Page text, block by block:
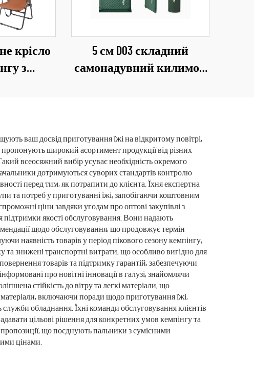
крісло
з
5 см D03 складний
самонадувний килимок
вітальні, парку
ваш досвід приготування їжі на відкритому повітрі,
широкий асортимент продукції від різних
всеосяжний вибір усуває необхідність окремого
дотримуються суворих стандартів контролю
перед тим, як потрапити до клієнта. Їхня експертна
та потреб у приготуванні їжі, запобігаючи коштовним
ціни завдяки угодам про оптові закупівлі з
якості обслуговування. Вони надають
щодо обслуговування, що продовжує термін
наявність товарів у період пікового сезону кемпінгу,
знижені транспортні витрати, що особливо вигідно для
товарів та підтримку гарантій, забезпечуючи
про новітні інновації в галузі, знайомлячи
стійкість до вітру та легкі матеріали, що
включаючи поради щодо приготування їжі,
обладнання. Їхні команди обслуговування клієнтів
цільові рішення для конкретних умов кемпінгу та
що поєднують пальники з сумісними
цінами.